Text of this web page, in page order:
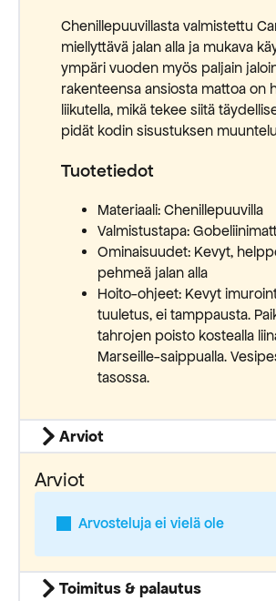
Chenillepuuvillasta valmistettu
miellyttävä jalan alla ja mukava
ympäri vuoden myös paljain
rakenteensa ansiosta mattoa on
liikutella, mikä tekee siitä
pidät kodin sisustuksen
Tuotetiedot
Materiaali: Chenillepuuvilla
Valmistustapa:
Ominaisuudet: Kevyt,
pehmeä jalan alla
Hoito-ohjeet: Kevyt
tuuletus, ei tamppausta.
tahrojen poisto kostealla
Marseille-saippualla.
tasossa.
Arviot
Arviot
Arvosteluja ei vielä ole
Toimitus & palautus